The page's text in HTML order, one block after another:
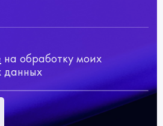
на обработку моих
данных